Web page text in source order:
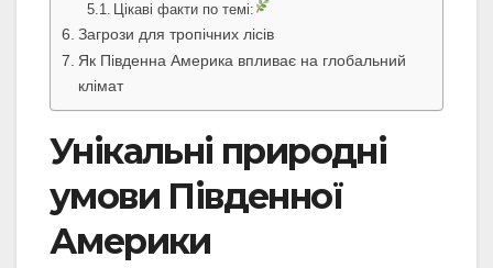
Цікаві факти по темі:
Загрози для тропічних лісів
Як Південна Америка впливає на глобальний
клімат
Унікальні природні
умови Південної
Америки